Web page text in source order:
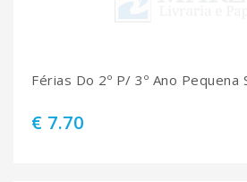
Férias Do 2º P/ 3º Ano Pequena
€ 7.70